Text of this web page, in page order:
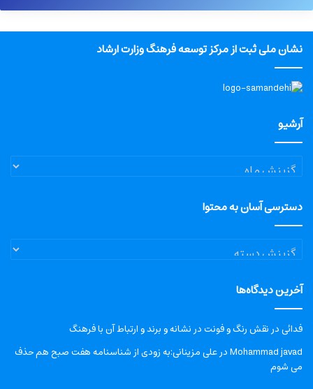
نشان ملی ثبت از مرکز توسعه فرهنگ وزارت ارشاد
آرشیو
آرشیو
دسترسی آسان به محتوا
دسترسی
آسان
محتوا
آخرین دیدگاه‌ها
فدائیدرنقش رنگ و فونت در نشانه و برند و ارتباط آن با فرهنگ
Mohammad javadدرعلی مزینانی:به زودی از شناسنامه هفت صبح هم حذف
می شوم